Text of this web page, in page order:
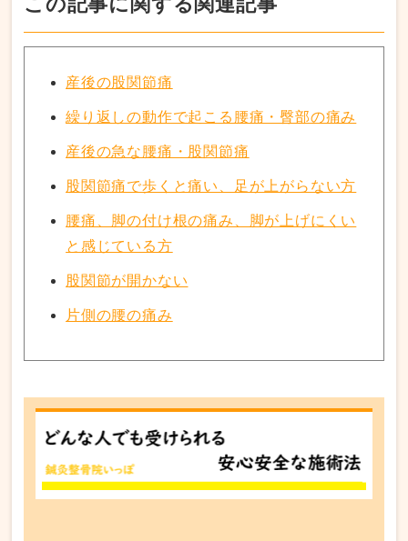
産後の股関節痛
繰り返しの動作で起こる腰痛・臀部の痛み
産後の急な腰痛・股関節痛
股関節痛で歩くと痛い、足が上がらない方
腰痛、脚の付け根の痛み、脚が上げにくい
と感じている方
股関節が開かない
片側の腰の痛み